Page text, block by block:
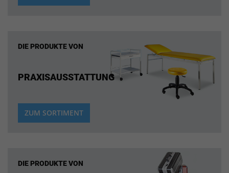
DIE PRODUKTE VON
PRAXISAUSSTATTUNG
ZUM SORTIMENT
DIE PRODUKTE VON